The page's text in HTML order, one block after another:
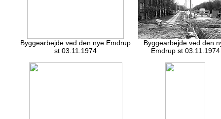
Byggearbejde ved den nye Emdrup
st 03.11.1974
Byggearbejde ved den
Emdrup st 03.11.1974